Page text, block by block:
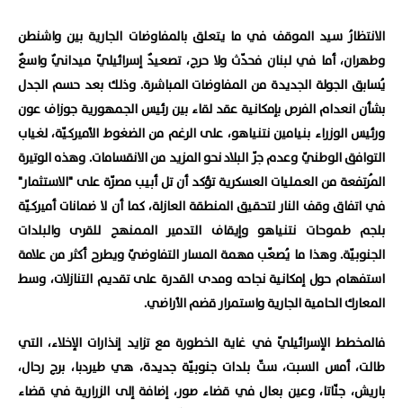
الانتظارُ سيد الموقف في ما يتعلق بالمفاوضات الجارية بين واشنطن
وطهران، أما في لبنان فحدّث ولا حرج، تصعيدٌ إسرائيليّ ميدانيٌ واسعٌ
يُسابق الجولة الجديدة من المفاوضات المباشرة. وذلك بعد حسم الجدل
بشأن انعدام الفرص بإمكانية عقد لقاء بين رئيس الجمهورية جوزاف عون
ورئيس الوزراء بنيامين نتنياهو، على الرغم من الضغوط الأميركيّة، لغياب
التوافق الوطنيّ وعدم جرّ البلاد نحو المزيد من الانقسامات. وهذه الوتيرة
المُرتفعة من العمليات العسكرية تؤكد أن تل أبيب مصرّة على "الاستثمار"
في اتفاق وقف النار لتحقيق المنطقة العازلة، كما أن لا ضمانات أميركيّة
بلجم طموحات نتنياهو وإيقاف التدمير الممنهج للقرى والبلدات
الجنوبيّة. وهذا ما يُصعّب مهمة المسار التفاوضيّ ويطرح أكثر من علامة
استفهام حول إمكانية نجاحه ومدى القدرة على تقديم التنازلات، وسط
المعارك الحامية الجارية واستمرار قضم الأراضي.
فالمخطط الإسرائيليّ في غاية الخطورة مع تزايد إنذارات الإخلاء، التي
طالت، أمس السبت، ستّ بلدات جنوبيّة جديدة، هي طيردبا، برج رحال،
باريش، جنّاتا، وعين بعال في قضاء صور، إضافة إلى الزرارية في قضاء